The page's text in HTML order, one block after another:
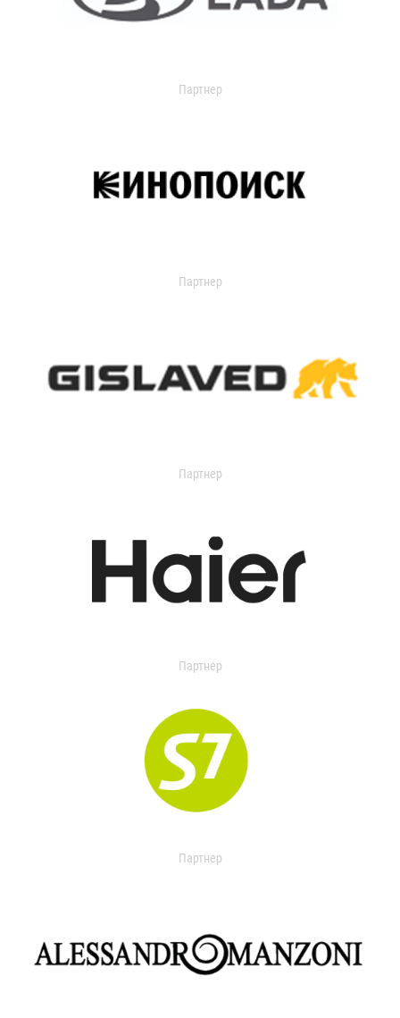
Партнер
Партнер
Партнер
Партнер
Партнер